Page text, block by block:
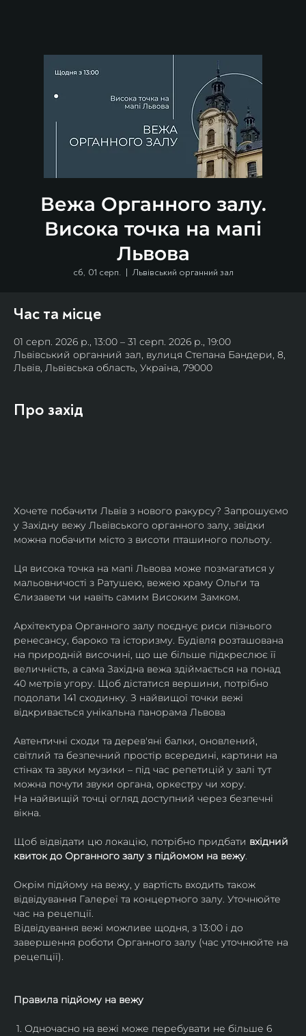
Вежа Органного залу.
Висока точка на мапі
Львова
сб, 01 серп.
  |
Львівський органний зал
Час та місце
01 серп. 2026 р., 13:00 – 31 серп. 2026 р., 19:00
Львівський органний зал, вулиця Степана Бандери, 8,
Львів, Львівська область, Україна, 79000
Про захід
Хочете побачити Львів з нового ракурсу? Запрошуємо
у Західну вежу Львівського органного залу, звідки
можна побачити місто з висоти пташиного польоту.
Ця висока точка на мапі Львова може позмагатися у
мальовничості з Ратушею, вежею храму Ольги та
Єлизавети чи навіть самим Високим Замком.
Архітектура Органного залу поєднує риси пізнього
ренесансу, бароко та історизму. Будівля розташована
на природній височині, що ще більше підкреслює її
величність, а сама Західна вежа здіймається на понад
40 метрів угору. Щоб дістатися вершини, потрібно
подолати 141 сходинку. З найвищої точки вежі
відкривається унікальна панорама Львова
Автентичні сходи та дерев'яні балки, оновлений,
світлий та безпечний простір всередині, картини на
стінах та звуки музики – під час репетицій у залі тут
можна почути звуки органа, оркестру чи хору.
На найвищій точці огляд доступний через безпечні
вікна.
Щоб відвідати цю локацію, потрібно придбати вхідний
квиток до Органного залу з підйомом на вежу.
Окрім підйому на вежу, у вартість входить також
відвідування Галереї та концертного залу. Уточнюйте
час на рецепції.
Відвідування вежі можливе щодня, з 13:00 і до
завершення роботи Органного залу (час уточнюйте на
рецепції).
Правила підйому на вежу
1. Одночасно на вежі може перебувати не більше 6